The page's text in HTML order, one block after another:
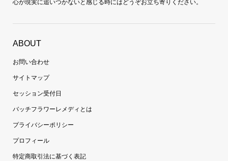
心が現実に追いつかないと感じる時にはどうぞお立ち寄りください。
ABOUT
お問い合わせ
サイトマップ
セッション受付日
バッチフラワーレメディとは
プライバシーポリシー
プロフィール
特定商取引法に基づく表記